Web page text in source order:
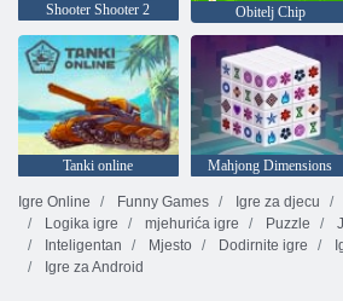
Shooter Shooter 2 Obitelj Chip
Tanki online Mahjong Dimensions
Igre Online
Funny Games Igre za djecu
Logika igre
mjehurića igre Puzzle
Inteligentan
Mjesto Dodirnite igre
Igre za Android